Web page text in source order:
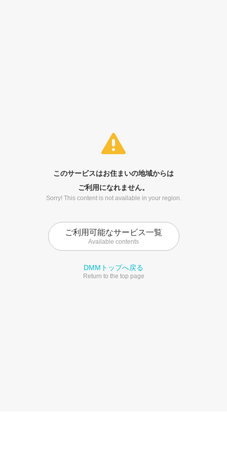
このサービスはお住まいの地域からは
ご利用になれません。
Sorry! This content is not available in your region.
ご利用可能なサービス一覧
Available contents
DMMトップへ戻る
Return to the top page